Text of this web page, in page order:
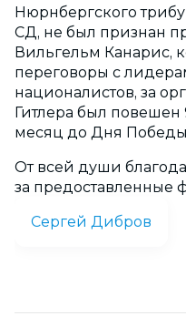
Нюрнбергского
СД, не был признан
Вильгельм Канарис,
переговоры с
националистов, за
Гитлера был повешен
месяц до Дня
От всей души
за предоставленные
Сергей Дибров